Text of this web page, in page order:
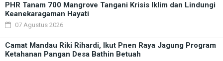
PHR Tanam 700 Mangrove Tangani Krisis Iklim dan Lindungi
Keanekaragaman Hayati
07 Agustus 2026
Camat Mandau Riki Rihardi, Ikut Pnen Raya Jagung Program
Ketahanan Pangan Desa Bathin Betuah